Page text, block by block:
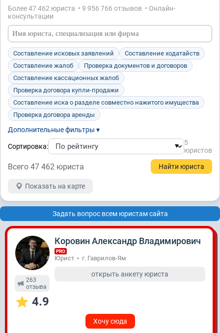
Более 47 462 юристa • 9 956 766 отзывов • Онлайн-
консультации
Составление исковых заявлений
Составление ходатайств
Составление жалоб
Проверка документов и договоров
Составление кассационных жалоб
Проверка договора купли-продажи
Составление иска о разделе совместно нажитого имущества
Проверка договора аренды
Дополнительные фильтры ▾
Сортировка:
5
юристов
Всего 47 462 юристa
Показать на карте
Задать вопрос всем юристам сайта
263
отзывa
4.9
Коровин Александр Владимирович
PRO
Юрист г. Гаврилов-Ям
открыть анкету юриста
Хочу сюда